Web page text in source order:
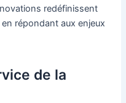
redéfinissent
répondant aux enjeux
de la